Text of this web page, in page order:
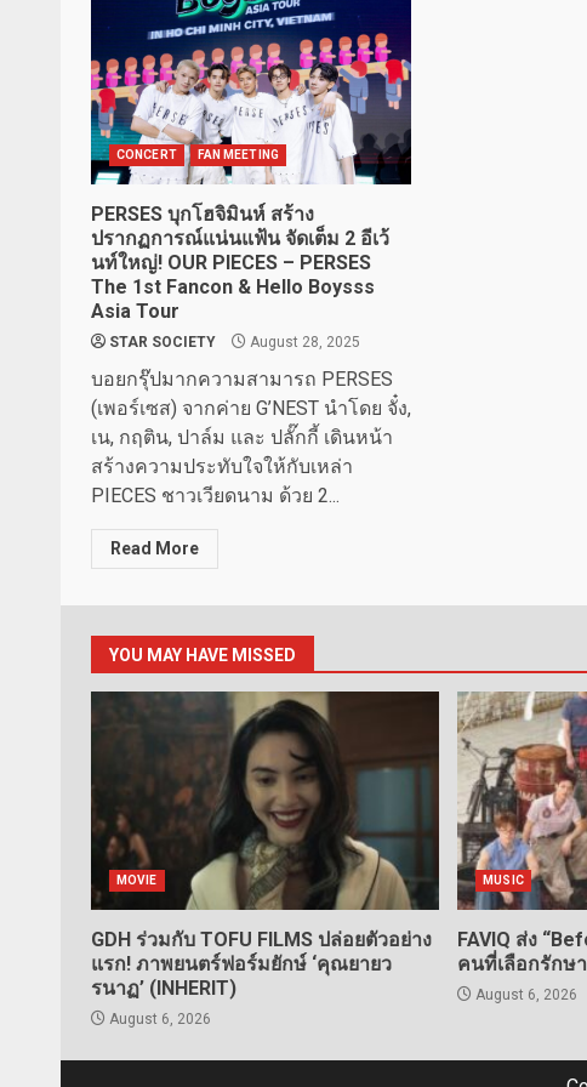
CONCERT FAN MEETING
PERSES บุกโฮจิมินห์ สร้าง
ปรากฏการณ์แน่นแฟ้น จัดเต็ม 2 อีเว้
นท์ใหญ่! OUR PIECES – PERSES
The 1st Fancon & Hello Boysss
Asia Tour
STAR SOCIETY August 28, 2025
บอยกรุ๊ปมากความสามารถ PERSES
(เพอร์เซส) จากค่าย G’NEST นำโดย จั๋ง,
เน, กฤติน, ปาล์ม และ ปลั๊กกี้ เดินหน้า
สร้างความประทับใจให้กับเหล่า
PIECES ชาวเวียดนาม ด้วย 2...
Read More
YOU MAY HAVE MISSED
MOVIE
GDH ร่วมกับ TOFU FILMS ปล่อยตัวอย่าง
แรก! ภาพยนตร์ฟอร์มยักษ์ ‘คุณยายว
รนาฏ’ (INHERIT)
August 6, 2026
MUSIC
FAVIQ ส่ง
คนที่เลือกรักษ
August 6, 2026